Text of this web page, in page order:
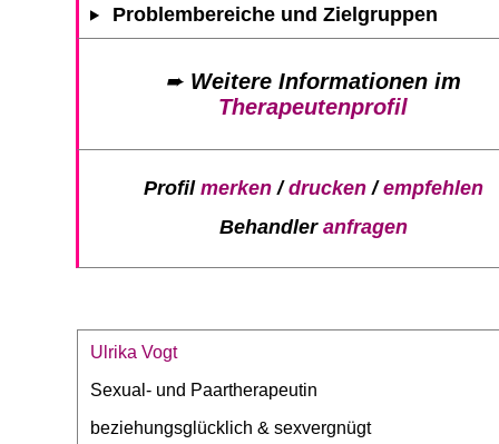
Problembereiche und Zielgruppen
➨ Weitere Informationen im
Therapeutenprofil
Profil merken/drucken/empfehlen
Behandler anfragen
Ulrika Vogt
Sexual- und Paartherapeutin
beziehungsglücklich & sexvergnügt